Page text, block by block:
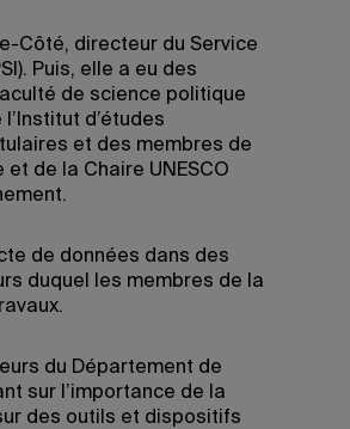
Côté, directeur du Service
Puis, elle a eu des
de science politique
d’études
et des membres de
de la Chaire UNESCO
de données dans des
duquel les membres de la
du Département de
sur l’importance de la
des outils et dispositifs